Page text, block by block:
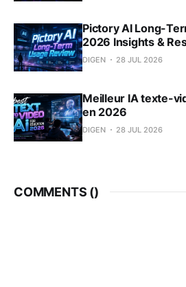
Pictory AI Long-
2026 Insights &
DIGEN 28 JUL 2026
Meilleur IA texte-
en 2026
DIGEN 28 JUL 2026
COMMENTS ()